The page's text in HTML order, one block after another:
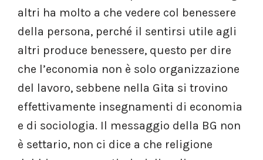
altri ha molto a che vedere col benessere
della persona, perché il sentirsi utile agli
altri produce benessere, questo per dire
che l’economia non è solo organizzazione
del lavoro, sebbene nella Gita si trovino
effettivamente insegnamenti di economia
e di sociologia. Il messaggio della BG non
è settario, non ci dice a che religione